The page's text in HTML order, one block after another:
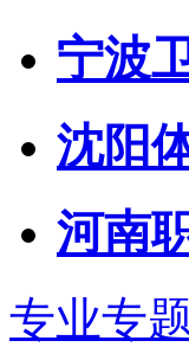
宁波
沈阳
河南
专业专